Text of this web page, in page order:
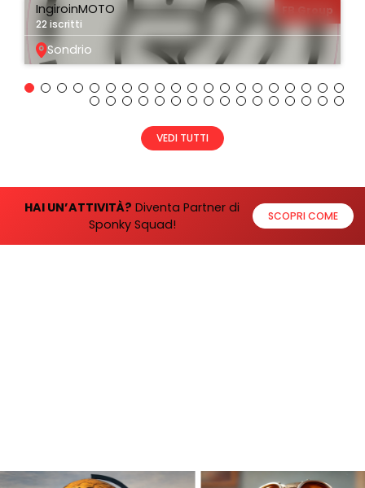
FB Group
IngiroinMOTO
22 iscritti
Sondrio